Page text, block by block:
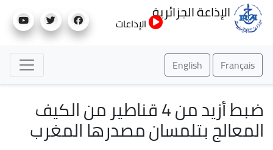
إلى
الإذاعة الجزائرية
الإذاعات
Français
English
ضبط أزيد من 4 قناطير من الكيف
المعالج بتلمسان مصدرها المغرب